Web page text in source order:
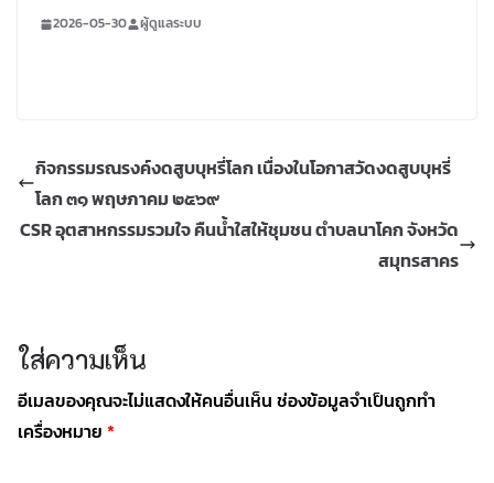
2026-05-30 ผู้ดูแลระบบ
กิจกรรมรณรงค์งดสูบบุหรี่โลก เนื่องในโอกาสวัดงดสูบบุหรี่
โลก ๓๑ พฤษภาคม ๒๕๖๙
CSR อุตสาหกรรมรวมใจ คืนน้ำใสให้ชุมชน ตำบลนาโคก จังหวัด
สมุทรสาคร
ใส่ความเห็น
อีเมลของคุณจะไม่แสดงให้คนอื่นเห็น ช่องข้อมูลจำเป็นถูกทำ
เครื่องหมาย *